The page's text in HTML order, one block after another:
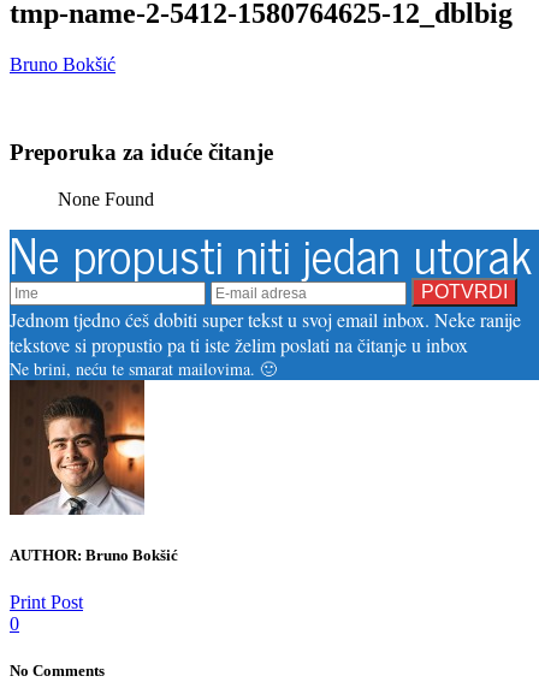
tmp-name-2-5412-1580764625-12_dblbig
Bruno Bokšić
Preporuka za iduće čitanje
None Found
Ne propusti niti jedan utorak
Jednom tjedno ćeš dobiti super tekst u svoj email inbox. Neke ranije
tekstove si propustio pa ti iste želim poslati na čitanje u inbox
Ne brini, neću te smarat mailovima. 🙂
AUTHOR: Bruno Bokšić
Print Post
0
No Comments